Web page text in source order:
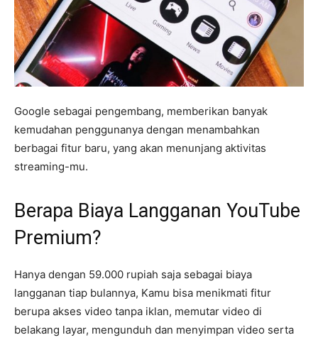
Google sebagai pengembang, memberikan banyak
kemudahan penggunanya dengan menambahkan
berbagai fitur baru, yang akan menunjang aktivitas
streaming-mu.
Berapa Biaya Langganan YouTube
Premium?
Hanya dengan 59.000 rupiah saja sebagai biaya
langganan tiap bulannya, Kamu bisa menikmati fitur
berupa akses video tanpa iklan, memutar video di
belakang layar, mengunduh dan menyimpan video serta